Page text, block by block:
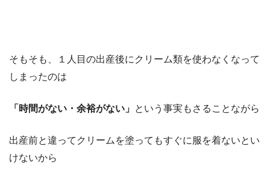
そもそも、１人目の出産後にクリーム類を使わなくなって
しまったのは
「時間がない・余裕がない」 という事実もさることながら
出産前と違ってクリームを塗ってもすぐに服を着ないとい
けないから